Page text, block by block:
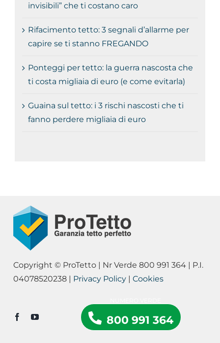
invisibili” che ti costano caro
Rifacimento tetto: 3 segnali d’allarme per
capire se ti stanno FREGANDO
Ponteggi per tetto: la guerra nascosta che
ti costa migliaia di euro (e come evitarla)
Guaina sul tetto: i 3 rischi nascosti che ti
fanno perdere migliaia di euro
Copyright © ProTetto | Nr Verde 800 991 364 | P.I.
04078520238 | Privacy Policy| Cookies
800 991 364